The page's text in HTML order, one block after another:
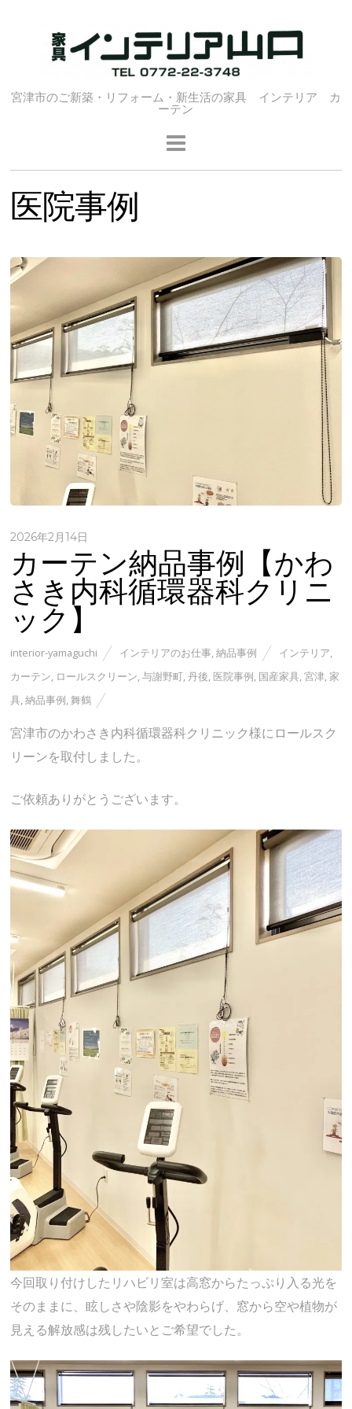
宮津市のご新築・リフォーム・新生活の家具 インテリア カ
ーテン
医院事例
2026年2月14日
カーテン納品事例【かわ
さき内科循環器科クリニ
ック】
interior-yamaguchi インテリアのお仕事 ,納品事例 インテリア
カーテン ロールスクリーン ,与謝野町 ,丹後 医院事例 国産家具 ,宮津 ,家
具 ,納品事例 ,舞鶴
宮津市のかわさき内科循環器科クリニック様にロールスク
リーンを取付しました。
ご依頼ありがとうございます。
今回取り付けしたリハビリ室は高窓からたっぷり入る光を
そのままに、眩しさや陰影をやわらげ、窓から空や植物が
見える解放感は残したいとご希望でした。